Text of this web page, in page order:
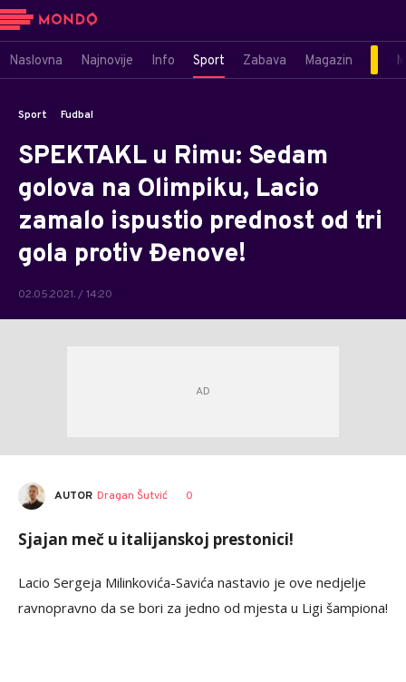
Naslovna Najnovije Info Sport Zabava Magazin
Sport Fudbal
SPEKTAKL u Rimu: Sedam
golova na Olimpiku, Lacio
zamalo ispustio prednost od tri
gola protiv Đenove!
02.05.2021. / 14:20
AUTOR Dragan Šutvić 0
Sjajan meč u italijanskoj prestonici!
Lacio Sergeja Milinkovića-Savića nastavio je ove nedjelje
ravnopravno da se bori za jedno od mjesta u Ligi šampiona!